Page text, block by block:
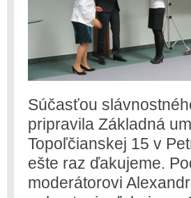
Súčasťou
pripravila Základná
Topoľčianskej 15 v
ešte raz ďakujeme.
moderátorovi